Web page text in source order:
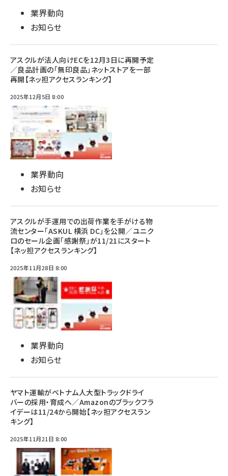
業界動向
お知らせ
アスクルが法人向けECを12月3日に再開予定
／良品計画の「無印良品」ネットストアを一部
再開【ネッ担アクセスランキング】
2025年12月5日 8:00
業界動向
お知らせ
アスクルが手運用での出荷作業を手がける物
流センター「ASKUL 横浜 DC」を公開／ユニク
ロのセール企画「感謝祭」が11/21にスタート
【ネッ担アクセスランキング】
2025年11月28日 8:00
業界動向
お知らせ
ヤマト運輸がベトナム人大型トラックドライ
バーの採用・育成へ／Amazonのブラックフラ
イデーは11/24から開始【ネッ担アクセスラン
キング】
2025年11月21日 8:00